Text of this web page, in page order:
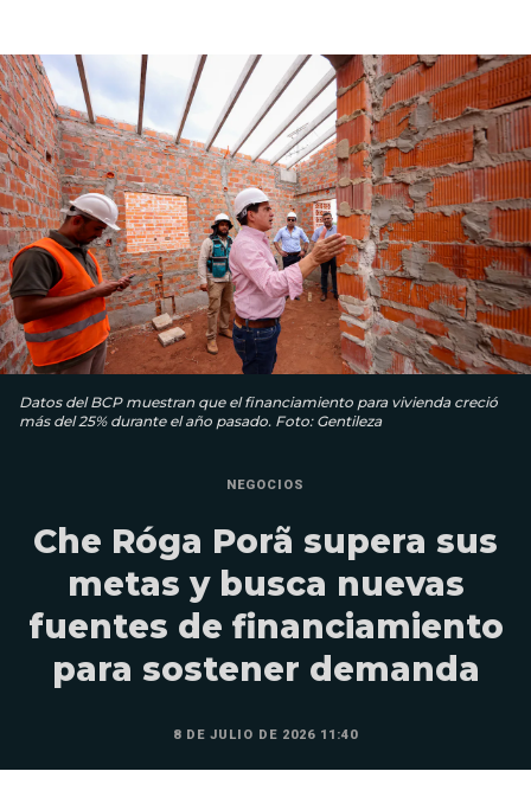
Datos del BCP muestran que el financiamiento para vivienda creció
más del 25% durante el año pasado. Foto: Gentileza
NEGOCIOS
Che Róga Porã supera sus
metas y busca nuevas
fuentes de financiamiento
para sostener demanda
8 DE JULIO DE 2026 11:40